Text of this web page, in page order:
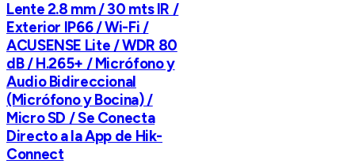
Lente 2.8 mm / 30 mts IR /
Exterior IP66 / Wi-Fi /
ACUSENSE Lite / WDR 80
dB / H.265+ / Micrófono y
Audio Bidireccional
(Micrófono y Bocina) /
Micro SD / Se Conecta
Directo a la App de Hik-
Connect